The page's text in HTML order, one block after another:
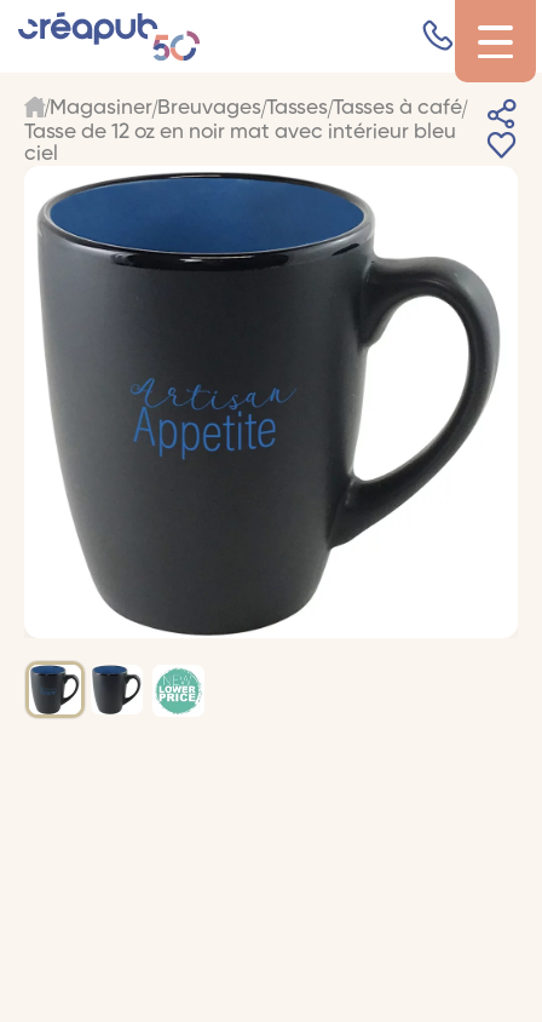
Magasiner Breuvages Tasses Tasses à café
Tasse de 12 oz en noir mat avec intérieur bleu
ciel